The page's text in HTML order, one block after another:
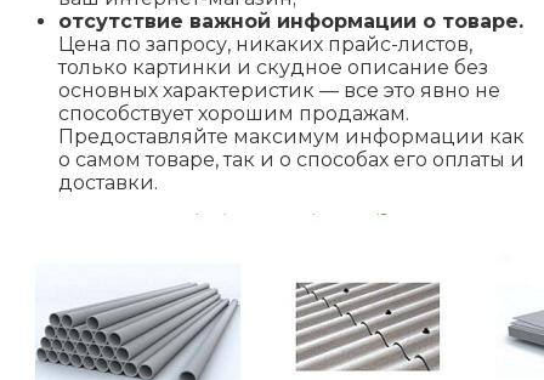
отсутствие важной информации о товаре.
Цена по запросу, никаких прайс-листов,
только картинки и скудное описание без
основных характеристик — все это явно не
способствует хорошим продажам.
Предоставляйте максимум информации как
о самом товаре, так и о способах его оплаты и
доставки.